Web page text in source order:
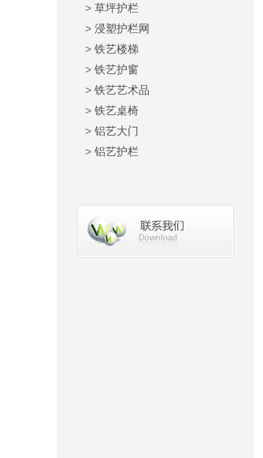
> 草坪护栏
> 浸塑护栏网
> 铁艺楼梯
> 铁艺护窗
> 铁艺艺术品
> 铁艺桌椅
> 铝艺大门
> 铝艺护栏